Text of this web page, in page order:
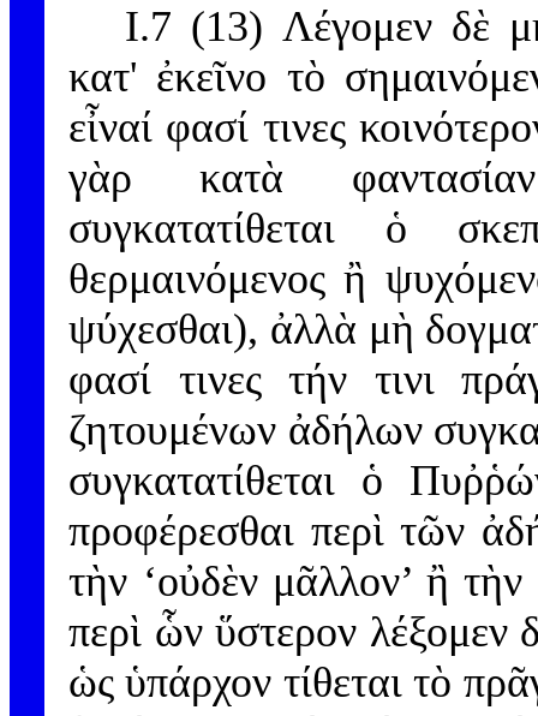
I.7 (13) Λέγομεν δὲ
κατ' ἐκεῖνο τὸ
εἶναί φασί τινες
γὰρ κατὰ φαντασίαν
συγκατατίθεται ὁ
θερμαινόμενος ἢ
ψύχεσθαι), ἀλλὰ μὴ
φασί τινες τήν τινι
ζητουμένων ἀδήλων
συγκατατίθεται ὁ
προφέρεσθαι περὶ τῶν
τὴν ‘οὐδὲν μᾶλλον’ ἢ
περὶ ὧν ὕστερον λέξομεν
ὡς ὑπάρχον τίθεται τὸ